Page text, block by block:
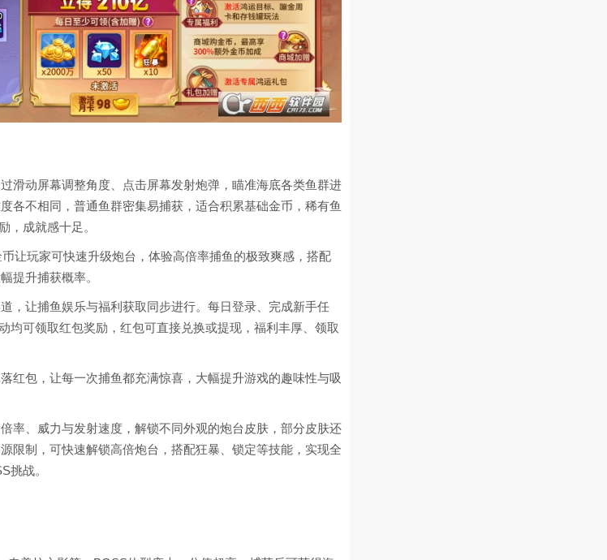
滑动屏幕调整角度、点击屏幕发射炮弹，瞄准海底各类鱼群进
各不相同，普通鱼群密集易捕获，适合积累基础金币，稀有鱼
，成就感十足。
让玩家可快速升级炮台，体验高倍率捕鱼的极致爽感，搭配
提升捕获概率。
，让捕鱼娱乐与福利获取同步进行。每日登录、完成新手任
均可领取红包奖励，红包可直接兑换或提现，福利丰厚、领取
红包，让每一次捕鱼都充满惊喜，大幅提升游戏的趣味性与吸
率、威力与发射速度，解锁不同外观的炮台皮肤，部分皮肤还
限制，可快速解锁高倍炮台，搭配狂暴、锁定等技能，实现全
挑战。